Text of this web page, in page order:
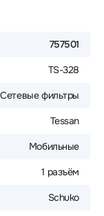
757501
TS-328
Сетевые фильтры
Tessan
Мобильные
1 разъём
Schuko